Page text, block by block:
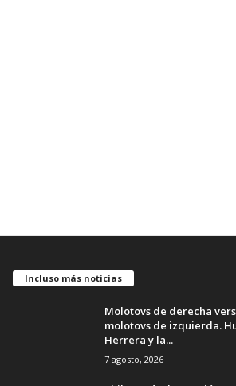
Incluso más noticias
Molotovs de derecha
molotovs de izquierda.
Herrera y la...
7 agosto, 2026